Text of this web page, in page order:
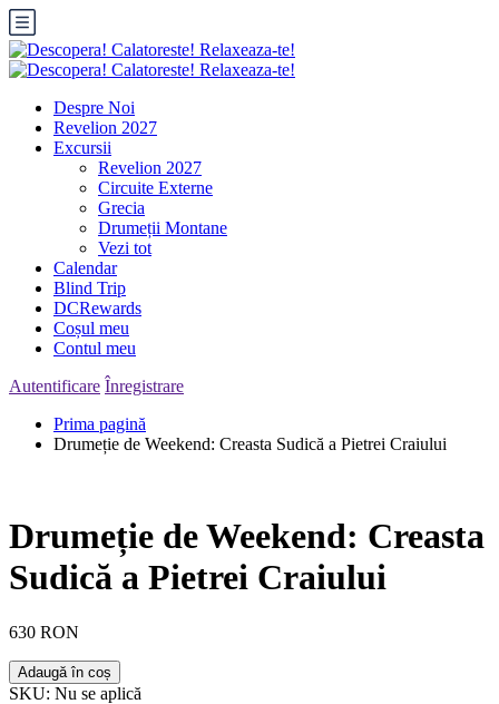
Despre Noi
Revelion 2027
Excursii
Revelion 2027
Circuite Externe
Grecia
Drumeții Montane
Vezi tot
Calendar
Blind Trip
DCRewards
Coșul meu
Contul meu
Autentificare Înregistrare
Prima pagină
Drumeție de Weekend: Creasta Sudică a Pietrei Craiului
Drumeție de Weekend: Creasta
Sudică a Pietrei Craiului
630 RON
Adaugă în coș
SKU: Nu se aplică